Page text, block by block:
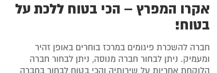
אקרו המפרץ – הכי בטוח ללכת על
בטוח!
חברה להשכרת פיגומים במרכז בוחרים באופן זהיר
ומעמיק. ניתן לבחור חברה מנוסה, ניתן לבחור חברה
הלוקחת אחריות על שירותיה והכי בטוח לבחור בחברה